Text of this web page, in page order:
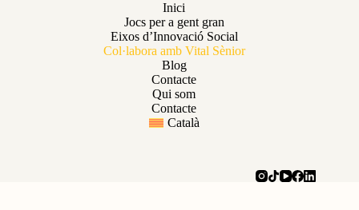
Inici
Jocs per a gent gran
Eixos d’Innovació Social
Col·labora amb Vital Sènior
Blog
Contacte
Qui som
Contacte
Català